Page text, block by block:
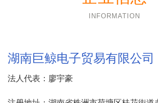
INFORMATION
湖南巨鲸电子贸易有限公司
法人代表： 廖宇豪